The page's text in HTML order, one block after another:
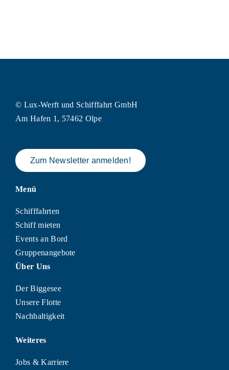
© Lux-Werft und Schifffahrt GmbH
Am Hafen 1, 57462 Olpe
Zum Newsletter anmelden!
Menü
Schifffahrten
Schiff mieten
Events an Bord
Gruppenangebote
Über Uns
Der Biggesee
Unsere Flotte
Nachhaltigkeit
Weiteres
Jobs & Karriere